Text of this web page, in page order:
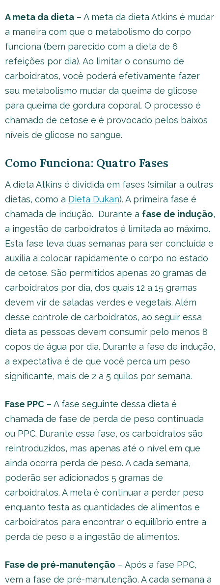
A meta da dieta – A meta da dieta Atkins é mudar
a maneira com que o metabolismo do corpo
funciona (bem parecido com a dieta de 6
refeições por dia). Ao limitar o consumo de
carboidratos, você poderá efetivamente fazer
seu metabolismo mudar da queima de glicose
para queima de gordura coporal. O processo é
chamado de cetose e é provocado pelos baixos
níveis de glicose no sangue.
Como Funciona: Quatro Fases
A dieta Atkins é dividida em fases (similar a outras
dietas, como a Dieta Dukan). A primeira fase é
chamada de indução. Durante a fase de indução,
a ingestão de carboidratos é limitada ao máximo.
Esta fase leva duas semanas para ser concluída e
auxilia a colocar rapidamente o corpo no estado
de cetose. São permitidos apenas 20 gramas de
carboidratos por dia, dos quais 12 a 15 gramas
devem vir de saladas verdes e vegetais. Além
desse controle de carboidratos, ao seguir essa
dieta as pessoas devem consumir pelo menos 8
copos de água por dia. Durante a fase de indução,
a expectativa é de que você perca um peso
significante, mais de 2 a 5 quilos por semana.
Fase PPC – A fase seguinte dessa dieta é
chamada de fase de perda de peso continuada
ou PPC. Durante essa fase, os carboidratos são
reintroduzidos, mas apenas até o nível em que
ainda ocorra perda de peso. A cada semana,
poderão ser adicionados 5 gramas de
carboidratos. A meta é continuar a perder peso
enquanto testa as quantidades de alimentos e
carboidratos para encontrar o equilíbrio entre a
perda de peso e a ingestão de alimentos.
Fase de pré-manutenção – Após a fase PPC,
vem a fase de pré-manutenção. A cada semana a